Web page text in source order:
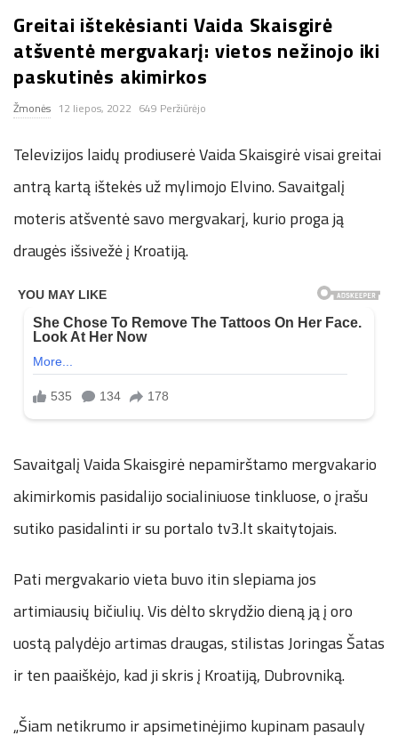
n
.
n
e
t
Greitai ištekėsianti Vaida Skaisgirė
atšventė mergvakarį: vietos nežinojo iki
paskutinės akimirkos
Žmonės 12 liepos, 2022 649 Peržiūrėjo
Televizijos laidų prodiuserė Vaida Skaisgirė visai greitai
antrą kartą ištekės už mylimojo Elvino. Savaitgalį
moteris atšventė savo mergvakarį, kurio proga ją
draugės išsivežė į Kroatiją.
Savaitgalį Vaida Skaisgirė nepamirštamo mergvakario
akimirkomis pasidalijo socialiniuose tinkluose, o įrašu
sutiko pasidalinti ir su portalo tv3.lt skaitytojais.
Pati mergvakario vieta buvo itin slepiama jos
artimiausių bičiulių. Vis dėlto skrydžio dieną ją į oro
uostą palydėjo artimas draugas, stilistas Joringas Šatas
ir ten paaiškėjo, kad ji skris į Kroatiją, Dubrovniką.
„Šiam netikrumo ir apsimetinėjimo kupinam pasauly